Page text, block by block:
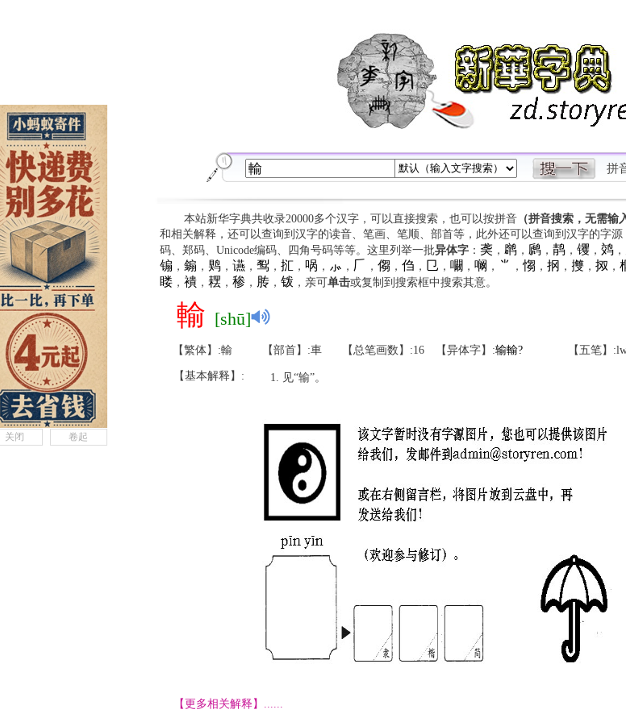
拼
本站新华字典共收录20000多个汉字，可以直接搜索，也可以按拼音（拼音搜索，无需输
和相关解释，还可以查询到汉字的读音、笔画、笔顺、部首等，此外还可以查询到汉字的字
码、郑码、Unicode编码、四角号码等等。这里列举一批异体字： 䶮 ， 䴙， 䴘， 䴖， 䦆， 䴔，
䦂 ， 䥇 ， 䴗， 䜩， 䴕， 㧟 ， 㖞 ， ⺗ ， 𠂆 ， 㑳 ， 㑇 ， 㔾 ， 㘚 ， 㘎 ， ⺌ ， 㥮 ， 㧏 ， 㩳， 㧐 ，
䁖， 䙡， 䎬 ， 䅟， 䏝， 䥽，亲可单击或复制到搜索框中搜索其意。
輸 [shū]
【繁体】:輸 【部首】:車 【总笔画数】:16 【异体字】:输輸? 【五笔】
【基本解释】: 见“输”。
【更多相关解释】......
关闭 卷起